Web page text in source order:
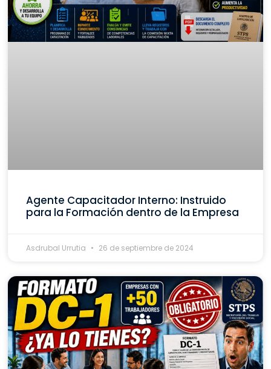
Agente Capacitador Interno: Instruido
para la Formación dentro de la Empresa
Asdrubal Urrutia 26 de septiembre de 2024